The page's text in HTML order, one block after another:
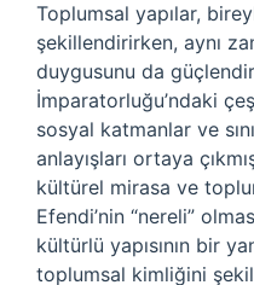
Toplumsal yapılar,
şekillendirirken, aynı
duygusunu da
İmparatorluğu’ndaki
sosyal katmanlar ve
anlayışları ortaya
kültürel mirasa ve
Efendi’nin “nereli”
kültürlü yapısının bir
toplumsal kimliğini